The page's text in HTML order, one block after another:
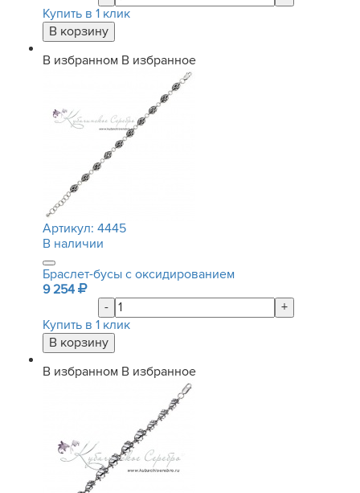
Купить в 1 клик
В избранном В избранное
Артикул: 4445
В наличии
Браслет-бусы с оксидированием
9 254
-
+
Купить в 1 клик
В избранном В избранное